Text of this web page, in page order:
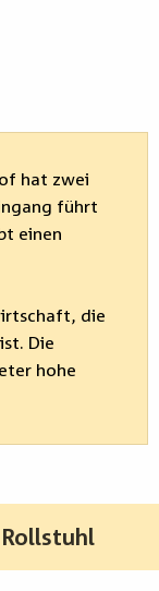
hat zwei
führt
einen
die
Die
hohe